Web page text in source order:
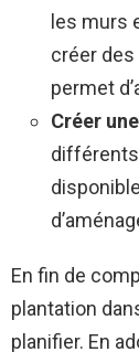
les murs
créer des
permet
Créer
différents
En fin de
plantation
planifier. En